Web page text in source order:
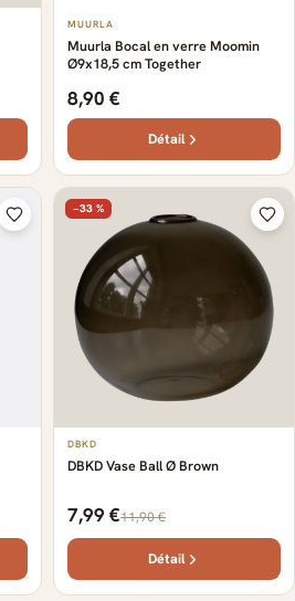
MUURLA
Muurla Bocal en verre Moomin
Ø9x18,5 cm Together
8,90 €
Détail
−33 %
DBKD
DBKD Vase Ball Ø Brown
7,99 €11,90 €
Détail